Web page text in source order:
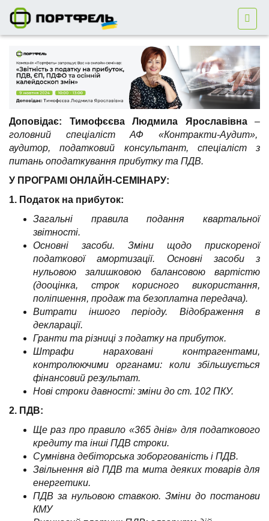
Доповідає: Тимофєєва Людмила Ярославівна–
головний спеціаліст АФ «Контракти-Аудит»,
аудитор, податковий консультант, спеціаліст з
питань оподаткування прибутку та ПДВ.
У ПРОГРАМІ ОНЛАЙН-СЕМІНАРУ:
1. Податок на прибуток:
Загальні правила подання квартальної
звітності.
Основні засоби. Зміни щодо прискореної
податкової амортизації. Основні засоби з
нульовою залишковою балансовою вартістю
(дооцінка, строк корисного використання,
поліпшення, продаж та безоплатна передача).
Витрати іншого періоду. Відображення в
декларації.
Гранти та різниці з податку на прибуток.
Штрафи нараховані контрагентами,
контролюючими органами: коли збільшується
фінансовий результат.
Нові строки давності: зміни до ст. 102 ПКУ.
2. ПДВ:
Ще раз про правило «365 днів» для податкового
кредиту та інші ПДВ строки.
Сумнівна дебіторська зоборгованість і ПДВ.
Звільнення від ПДВ та мита деяких товарів для
енергетики.
ПДВ за нульовою ставкою. Зміни до постанови
КМУ